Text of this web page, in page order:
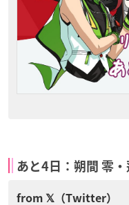
あと4日：朔間 零